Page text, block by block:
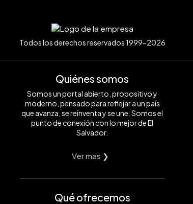
Todos los derechos reservados 1999-2026
Quiénes somos
Somos un portal abierto, propositivo y
moderno, pensado para reflejar a un país
que avanza, se reinventa y se une. Somos el
punto de conexión con lo mejor de El
Salvador.
Ver mas ❯
Qué ofrecemos